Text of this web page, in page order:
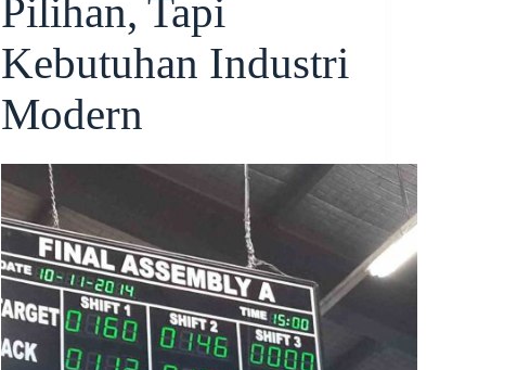
Pilihan, Tapi
Kebutuhan Industri
Modern